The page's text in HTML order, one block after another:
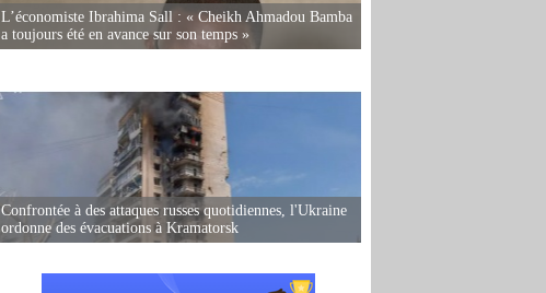
L’économiste Ibrahima Sall : « Cheikh Ahmadou Bamba
a toujours été en avance sur son temps »
Confrontée à des attaques russes quotidiennes, l'Ukraine
ordonne des évacuations à Kramatorsk